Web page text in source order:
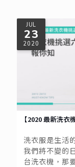
JUL
23
2020
【2020 最新洗
洗衣服是生活
我們將不變的
台洗衣機，那